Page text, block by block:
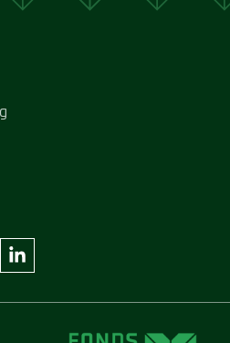
Jan Cunen
Jan Cunen
Museum Jan Cunen
linkedin Museum Jan Cunen